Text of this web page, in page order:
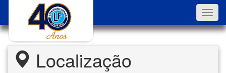
Localização